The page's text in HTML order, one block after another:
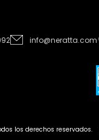
info@neratta.com
los derechos reservados.